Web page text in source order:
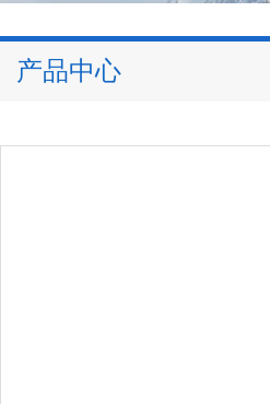
产品中心